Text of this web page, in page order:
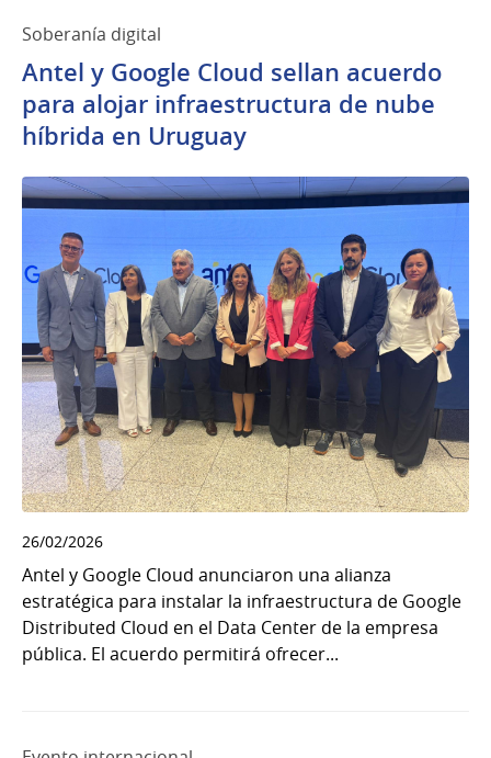
Soberanía digital
Antel y Google Cloud sellan acuerdo
para alojar infraestructura de nube
híbrida en Uruguay
26/02/2026
Antel y Google Cloud anunciaron una alianza
estratégica para instalar la infraestructura de Google
Distributed Cloud en el Data Center de la empresa
pública. El acuerdo permitirá ofrecer...